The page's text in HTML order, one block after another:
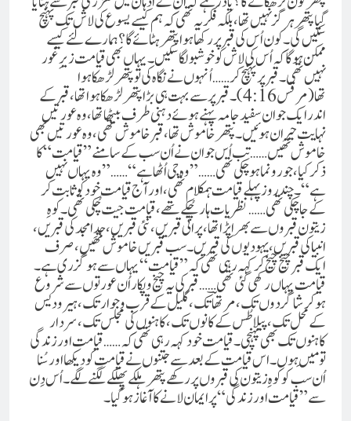
گیا پتھر ہرگز نہیں تھا، بلکہ فکر یہ تھی کہ ہم کیسے یسوع کی لاش تک پہنچ
سکیں گی۔کون اُس کی قبر پر رکھا ہوا پتھر ہٹائے گا؟ ہمارے لئے کیسے
ممکن ہو گا کہ اُس کی لاش کو خوشبو لگا سکیں۔یہاں بھی قیامت زیرِ غور
نہیں تھی۔قبر پر پہنچ کر ……اُنہوں نے نگاہ کی تو پتھر لڑھکا ہوا
تھا(مرقس4:16)۔ قبر پر سے بہت ہی بڑا پتھر لڑھکا ہوا تھا، قبر کے
اندر ایک جوان سفید جامہ پہنے ہوئے د ہنی طرف بیٹھا تھا، وہ عورتیں
نہایت حیران ہوئیں۔پتھر خاموش تھا، قبر خاموش تھی، وہ عورتیں بھی
خاموش تھیں ……تب اُس جوان نے اُن سب کے سامنے ”قیامت“ کا
ذکر کیا، جو رونما ہو چکی تھی……”وہ جی اُٹھا ہے“……”وہ یہاں نہیں
ہے“۔ چند روز پہلے قیامت ہمکلام تھی، اور آج قیامت خود کو ثابت کر
کے جا چکی تھی……نظریات ہار چُکے تھے، قیامت جیت چُکی تھی۔ کوہِ
زیتون قبروں سے بھرا پڑا تھا، پرانی قبریں، نئی قبریں، جدِ امجد کی قبریں،
انبیا کی قبریں، یہودیوں کی قبریں۔ سب قبریں خاموش تھیں، صرف
ایک قبر چیخ چیخ کر کہہ رہی تھی کہ ”قیامت“ یہاں سے ہو گزری ہے۔
قیامت یہاں رکھی گئی تھی ……قبر کی یہ چیخ و پکاراُن عورتوں سے شروع
ہو کر شاگردوں تک، مرتھاؔ تک، گلیل کے قرب و جوار تک، ہیرودیس
کے محل تک، پیلا طُس کے کانوں تک، کاہنوں کی مجلس تک، سردار
کاہنوں تک بھی پہنچی۔ قیامت خود کہہ رہی تھی کہ ……قیامت اور زندگی
تومَیں ہوں۔ اس قیامت کے بعد سے جتنوں نے قیامت کو دیکھا اور سُنا
اُن سب کو کوہِ زیتون کی قبروں پر رکھے پتھر ہلکے پھلکے لگنے لگے۔ اُس دِن
سے ”قیامت اور زندگی“ پر ایمان لانے کا آغاز ہو گیا۔